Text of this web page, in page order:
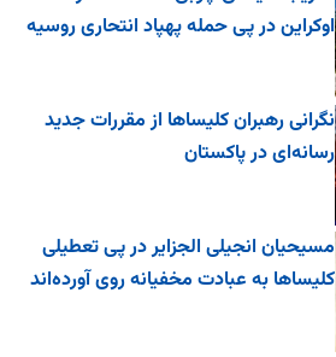
اوکراین در پی حمله پهپاد انتحاری روسیه
نگرانی رهبران کلیساها از مقررات جدید
رسانه‌ای در پاکستان
مسیحیان انجیلی الجزایر در پی تعطیلی
کلیساها به عبادت مخفیانه روی آورده‌اند